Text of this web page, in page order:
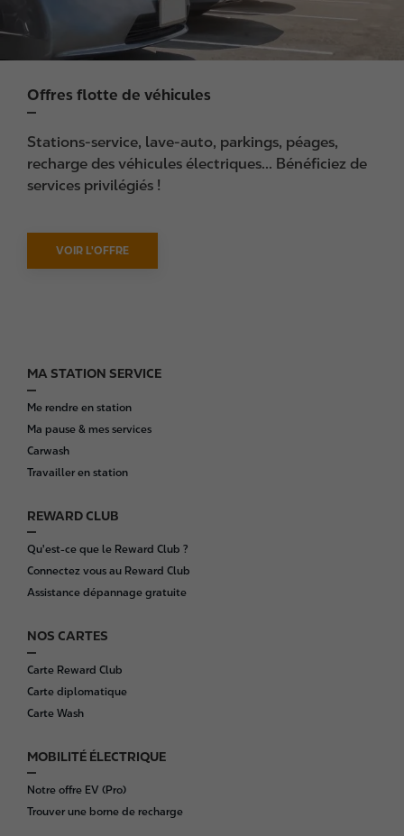
Offres flotte de véhicules
Stations-service, lave-auto, parkings, péages,
recharge des véhicules électriques... Bénéficiez de
services privilégiés !
VOIR L'OFFRE
F
o
o
t
e
MA STATION SERVICE
Me rendre en station
Ma pause & mes services
Carwash
Travailler en station
REWARD CLUB
Qu'est-ce que le Reward Club ?
Connectez vous au Reward Club
Assistance dépannage gratuite
NOS CARTES
Carte Reward Club
Carte diplomatique
Carte Wash
MOBILITÉ ÉLECTRIQUE
Notre offre EV (Pro)
Trouver une borne de recharge